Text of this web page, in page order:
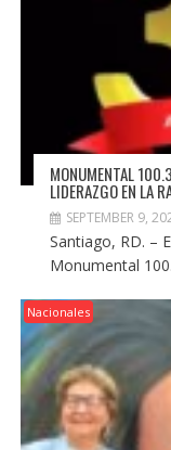
MONUMENTAL
LIDERAZGO EN LA
SEPTEMBER 9,
Santiago, RD. –
Monumental
Nacionales